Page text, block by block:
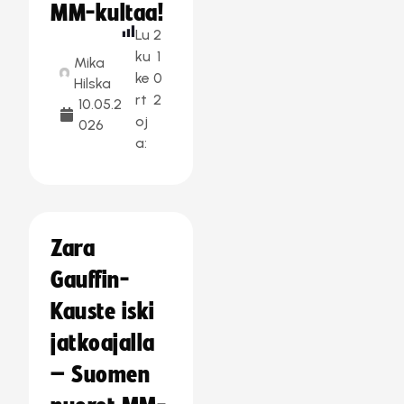
MM-kultaa!
Mika
Hilska
10.05.2
026
Lu
ku
ke
rt
oj
a:
2
1
0
2
Zara
Gauffin-
Kauste iski
jatkoajalla
– Suomen